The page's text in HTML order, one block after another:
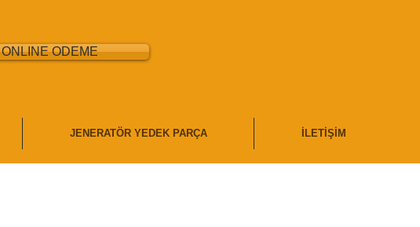
ONLINE ODEME
JENERATÖR YEDEK PARÇA İLETİŞİM